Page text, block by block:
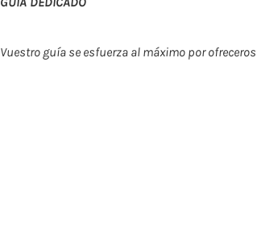
Vuestro guía se esfuerza al máximo por